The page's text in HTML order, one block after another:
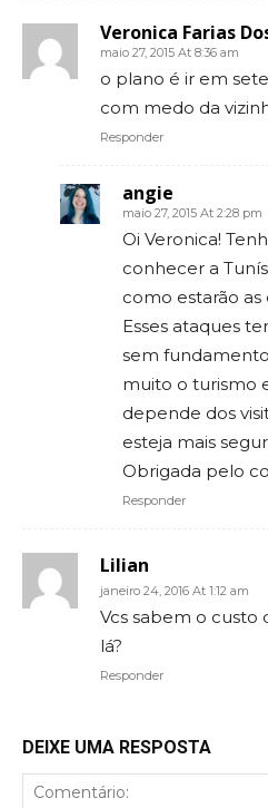
Veronica Farias
maio 27, 2015 At 8:36 am
o plano é ir em
com medo da
Responder
angie
maio 27, 2015 At 2:28 pm
Oi Veronica!
conhecer a
como estarão as
Esses ataques
sem
muito o turismo
depende dos
esteja mais
Obrigada pelo
Responder
Lilian
janeiro 24, 2016 At 1:12 am
Vcs sabem o custo
lá?
Responder
DEIXE UMA RESPOSTA